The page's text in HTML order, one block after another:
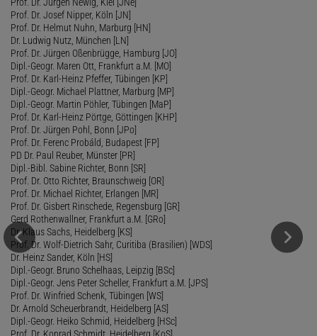
Prof. Dr. Josef Nipper, Köln [JN]
Prof. Dr. Helmut Nuhn, Marburg [HN]
Dr. Ludwig Nutz, München [LN]
Prof. Dr. Jürgen Oßenbrügge, Hamburg [JO]
Dipl.-Geogr. Maren Ott, Frankfurt a.M. [MO]
Prof. Dr. Karl-Heinz Pfeffer, Tübingen [KP]
Dipl.-Geogr. Michael Plattner, Marburg [MP]
Dipl.-Geogr. Martin Pöhler, Tübingen [MaP]
Prof. Dr. Karl-Heinz Pörtge, Göttingen [KHP]
Prof. Dr. Jürgen Pohl, Bonn [JPo]
Prof. Dr. Ferenc Probáld, Budapest [FP]
PD Dr. Paul Reuber, Münster [PR]
Dipl.-Bibl. Sabine Richter, Bonn [SR]
Prof. Dr. Otto Richter, Braunschweig [OR]
Prof. Dr. Michael Richter, Erlangen [MR]
Prof. Dr. Gisbert Rinschede, Regensburg [GR]
Gerd Rothenwallner, Frankfurt a.M. [GRo]
Dr. Klaus Sachs, Heidelberg [KS]
Prof. Dr. Wolf-Dietrich Sahr, Curitiba (Brasilien) [WDS]
Dr. Heinz Sander, Köln [HS]
Dipl.-Geogr. Bruno Schelhaas, Leipzig [BSc]
Dipl.-Geogr. Jens Peter Scheller, Frankfurt a.M. [JPS]
Prof. Dr. Winfried Schenk, Tübingen [WS]
Dr. Arnold Scheuerbrandt, Heidelberg [AS]
Dipl.-Geogr. Heiko Schmid, Heidelberg [HSc]
Prof. Dr. Konrad Schmidt, Heidelberg [KoS]